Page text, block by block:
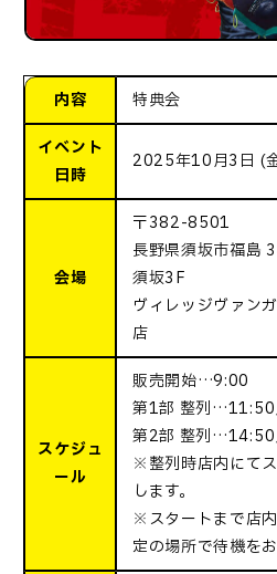
内容 特典会
イベント
日時
2025年10月3日 (
会場
〒382-8501
長野県須坂市福島
須坂3F
ヴィレッジヴァン
店
スケジュ
ール
販売開始…9:00
第1部 整列
第2部 整列
※整列時店内にて
します。
※スタートまで店
定の場所で待機を